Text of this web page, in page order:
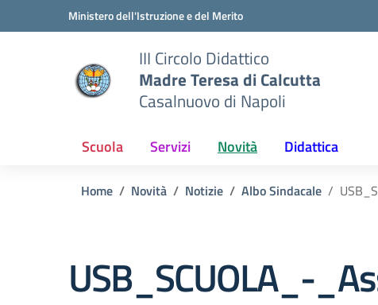
Vai ai contenuti
Vai al menu di navigazioneMinistero dell'Istruzione e del Merito
III Circolo Didattico
Madre Teresa di Calcutta
Casalnuovo di Napoli
Scuola Servizi Novità Didattica
Home Novità Notizie Albo Sindacale
USB_SCUOLA_-